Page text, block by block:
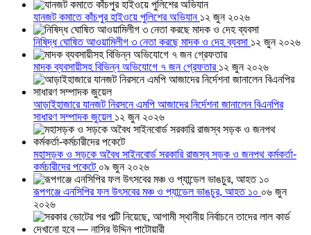
যানজট কমাতে কাঁচপুর হাইওয়ে পুলিশের অভিযান ১২ জুন ২০২৬
নিষিদ্ধ ঘোষিত আওয়ামিলীগ ৩ নেতা করছে মাদক ও দেহ ব্যবসা ১২ জুন ২০২৬
মাদক ব্যবসায়ীসহ বিভিন্ন অভিযোগে ৭ জন গ্রেফতার ১২ জুন ২০২৬
আড়াইহাজারে যানজট নিরসনে এমপি আজাদের নির্দেশনা জানালেন বিএনপির
সাধারণ সম্পাদক জুয়েল ১২ জুন ২০২৬
মহাসড়ক ও সড়কে অবৈধ সাইনবোর্ড সরকারি রাজস্ব সড়ক ও জনপথ কর্মকর্তা-
কর্মচারীদের পকেটে ০৯ জুন ২০২৬
রূপগঞ্জে এনসিপির ফল উৎসবের মঞ্চ ও প্যান্ডেল ভাঙচুর, আহত ১০ ০৬ জুন
২০২৬